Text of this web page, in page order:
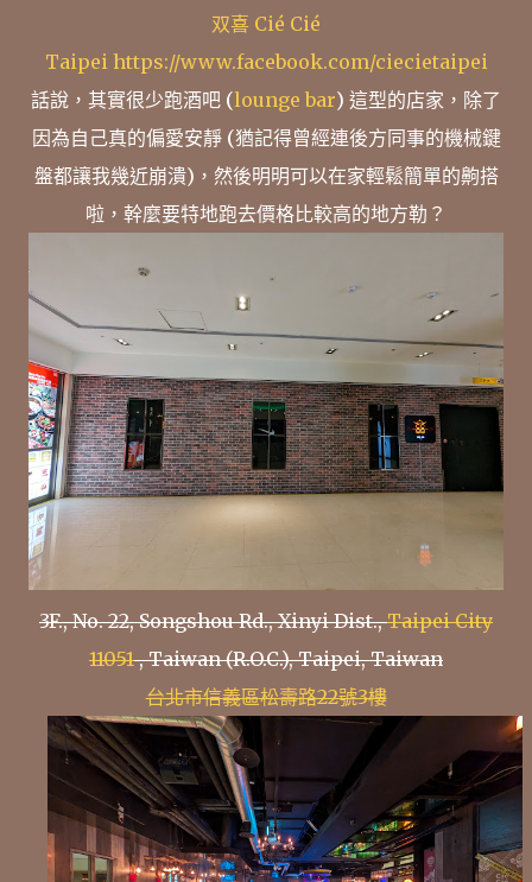
双喜 Cié Cié
Taipei https://www.facebook.com/ciecietaipei
話說，其實很少跑酒吧 (lounge bar) 這型的店家，除了
因為自己真的偏愛安靜 (猶記得曾經連後方同事的機械鍵
盤都讓我幾近崩潰)，然後明明可以在家輕鬆簡單的齁搭
啦，幹麼要特地跑去價格比較高的地方勒？
3F., No. 22, Songshou Rd., Xinyi Dist.,Taipei City
11051, Taiwan (R.O.C.), Taipei, Taiwan
台北市信義區松壽路22號3樓